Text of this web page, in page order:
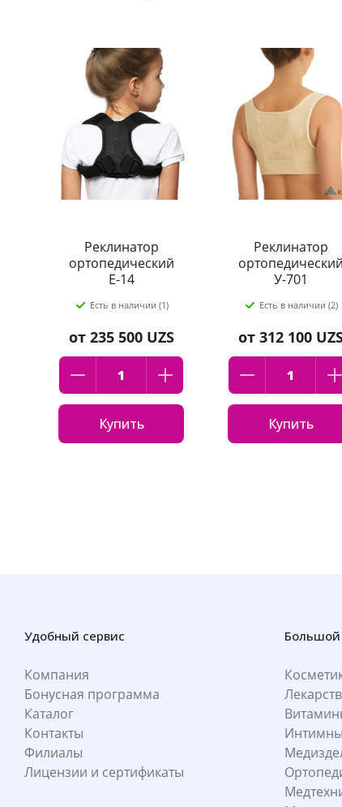
Реклинатор
ортопедический
Е-14
Есть в наличии (1)
от 235 500 UZS
Купить
Реклинатор
ортопедический
У-701
Есть в наличии (2)
от 312 100
Купить
Удобный сервис
Компания
Бонусная программа
Каталог
Контакты
Филиалы
Лицензии и сертификаты
Большой